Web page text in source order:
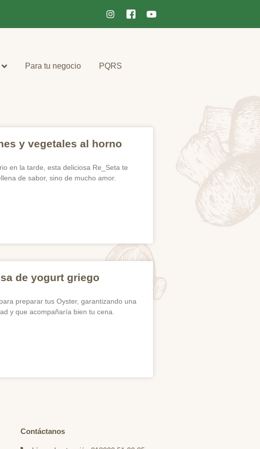
Para tu negocio PQRS
y vegetales al horno
en la tarde, esta deliciosa Re_Seta te
de sabor, sino de mucho amor.
de yogurt griego
preparar tus Oyster, garantizando una
y que acompañaría bien tu cena.
Contáctanos